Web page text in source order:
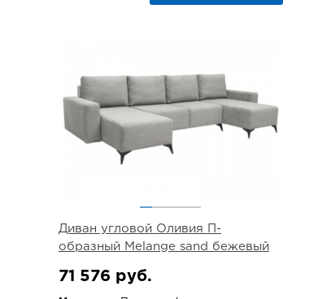
Диван угловой Оливия П-
образный Melange sand бежевый
71 576 руб.